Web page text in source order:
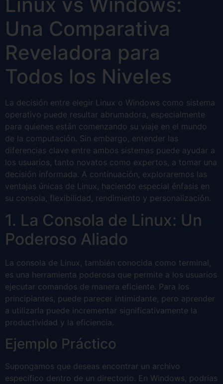
Una Comparativa
Reveladora para
Todos los Niveles
La decisión entre elegir Linux o Windows como sistema
operativo puede resultar abrumadora, especialmente
para quienes están comenzando su viaje en el mundo
de la computación. Sin embargo, entender las
diferencias clave entre ambos sistemas puede ayudar a
los usuarios, tanto novatos como expertos, a tomar una
decisión informada. A continuación, exploraremos las
ventajas únicas de Linux, haciendo especial énfasis en
su consola, flexibilidad, rendimiento y personalización.
1. La Consola de Linux: Un
Poderoso Aliado
La consola de Linux, también conocida como terminal,
es una herramienta poderosa que permite a los usuarios
ejecutar comandos de manera eficiente. Para los
principiantes, puede parecer intimidante, pero aprender
a utilizarla puede incrementar significativamente la
productividad y la eficiencia.
Ejemplo Práctico
Supongamos que deseas encontrar un archivo
específico dentro de un directorio. En Windows, podrías